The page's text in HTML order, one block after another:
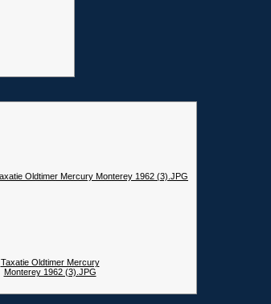
Taxatie Oldtimer Mercury
Monterey 1962 (3).JPG